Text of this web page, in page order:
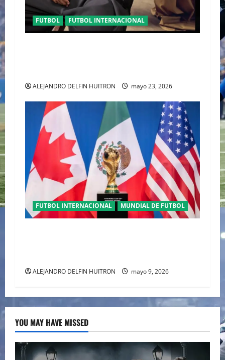
FUTBOL FUTBOL INTERNACIONAL
ALEJANDRO DELFIN HUITRON mayo 23, 2026
FUTBOL INTERNACIONAL MUNDIAL DE FUTBOL
ALEJANDRO DELFIN HUITRON mayo 9, 2026
YOU MAY HAVE MISSED